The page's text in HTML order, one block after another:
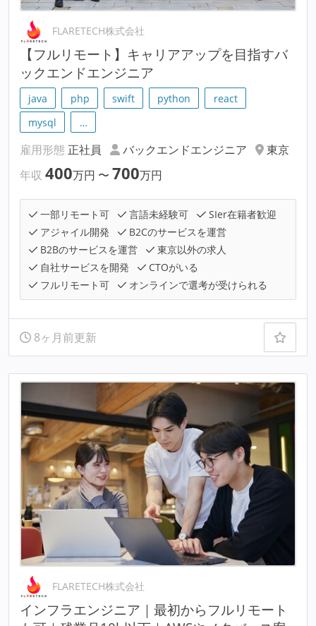
FLARETECH株式会社
【フルリモート】キャリアアップを目指すバ
ックエンドエンジニア
java php swift python
react
mysql
…
雇用形態 正社員 バックエンドエンジニア
東京
年収 400万円 〜 700万円
一部リモート可 言語未経験可
SIer在籍者歓迎
アジャイル開発
B2Cのサービスを運営
B2Bのサービスを運営
東京以外の求人
自社サービスを開発
CTOがいる
フルリモート可
オンラインで選考が受けられる
8ヶ月前更新
FLARETECH株式会社
インフラエンジニア｜最初からフルリモート